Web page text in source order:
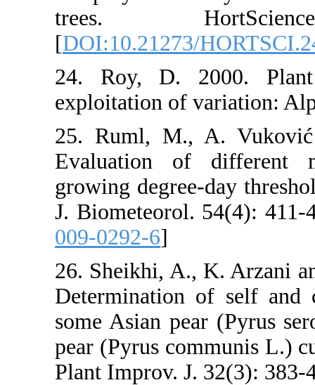
trees.
[
24. Roy, D.
exploitation of
25. Ruml,
Evaluation
growing
J.
26. Sheikhi,
some Asian
pear (Pyrus
Plant Improv.